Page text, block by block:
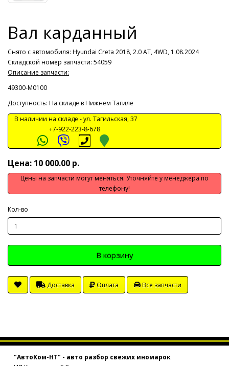
Вал карданный
Снято с автомобиля: Hyundai Creta 2018, 2.0 AT, 4WD, 1.08.2024
Складской номер запчасти: 54059
Описание запчасти:
49300-М0100
Доступность: На складе в Нижнем Тагиле
В наличии на складе -ул. Тагильская, 37
+7-922-223-8-678
Цена: 10 000.00 р.
Цены на запчасти могут меняться. Уточняйте у менеджера по
телефону!
Кол-во
В корзину
Доставка Оплата Все запчасти
"АвтоКом-НТ" - авто разбор свежих иномарок